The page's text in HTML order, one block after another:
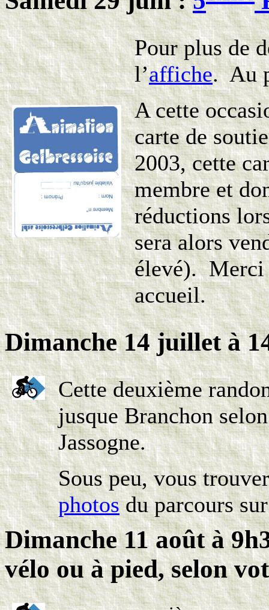
Pour plus de
l’affiche. Au
A cette
carte de
2003, cette
membre et
réductions
sera alors
élevé). Merci
accueil.
Dimanche 14 juilletà
Cette deuxième
jusque Branchon
Jassogne.
Sous peu, vous
photosdu parcours
Dimanche 11 août à
vélo ou à pied, selon